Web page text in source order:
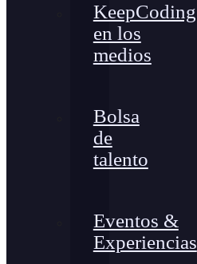
KeepCoding
en los
medios
Bolsa
de
talento
Eventos &
Experiencias